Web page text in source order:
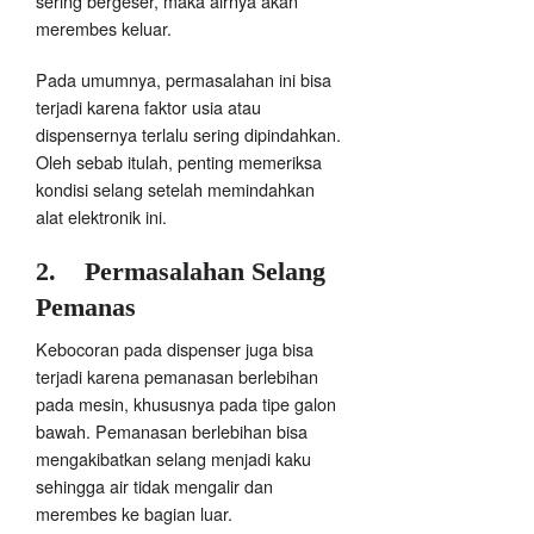
merembes keluar.
Pada umumnya, permasalahan ini bisa
terjadi karena faktor usia atau
dispensernya terlalu sering dipindahkan.
Oleh sebab itulah, penting memeriksa
kondisi selang setelah memindahkan
alat elektronik ini.
2. Permasalahan Selang
Pemanas
Kebocoran pada dispenser juga bisa
terjadi karena pemanasan berlebihan
pada mesin, khususnya pada tipe galon
bawah. Pemanasan berlebihan bisa
mengakibatkan selang menjadi kaku
sehingga air tidak mengalir dan
merembes ke bagian luar.